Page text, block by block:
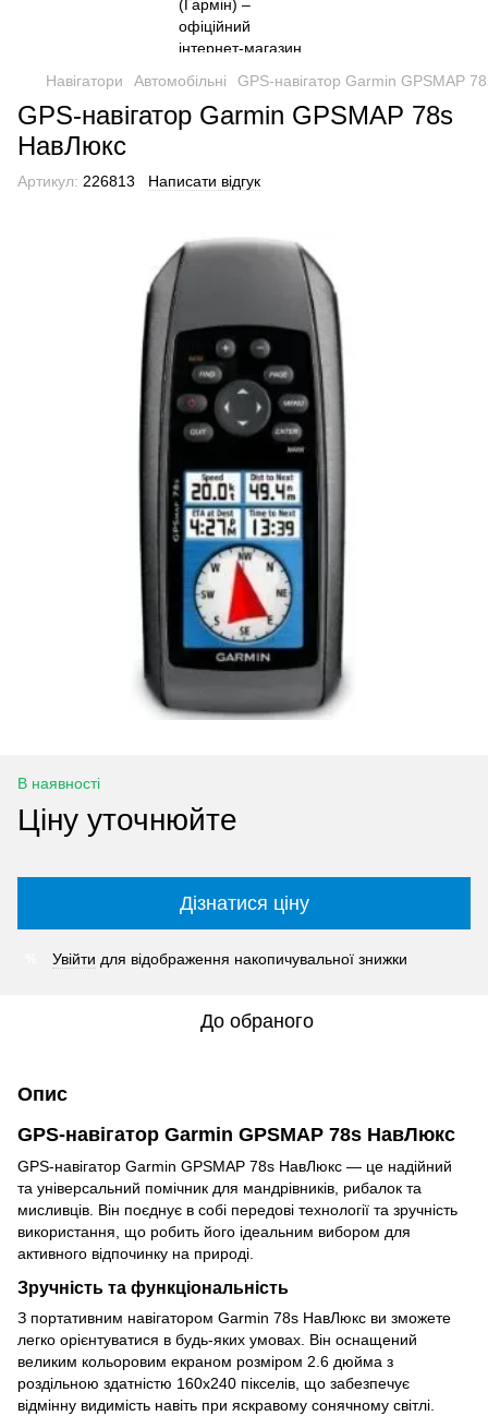
Навігатори Автомобільні GPS-навігатор Garmin GPSMAP
GPS-навігатор Garmin GPSMAP 78s
НавЛюкс
Артикул: 226813 Написати відгук
В наявності
Ціну уточнюйте
Дізнатися ціну
Увійти для відображення накопичувальної знижки
До обраного
Опис
GPS-навігатор Garmin GPSMAP 78s НавЛюкс
GPS-навігатор Garmin GPSMAP 78s НавЛюкс — це надійний
та універсальний помічник для мандрівників, рибалок та
мисливців. Він поєднує в собі передові технології та зручність
використання, що робить його ідеальним вибором для
активного відпочинку на природі.
Зручність та функціональність
З портативним навігатором Garmin 78s НавЛюкс ви зможете
легко орієнтуватися в будь-яких умовах. Він оснащений
великим кольоровим екраном розміром 2.6 дюйма з
роздільною здатністю 160x240 пікселів, що забезпечує
відмінну видимість навіть при яскравому сонячному світлі.